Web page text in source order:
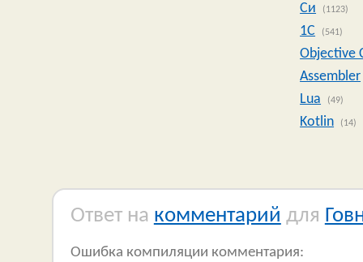
Си
(1123)
1C (541)
Objective
Assembler
Lua
(49)
Kotlin (14)
Ответ на комментарий для
Ошибка компиляции комментария: